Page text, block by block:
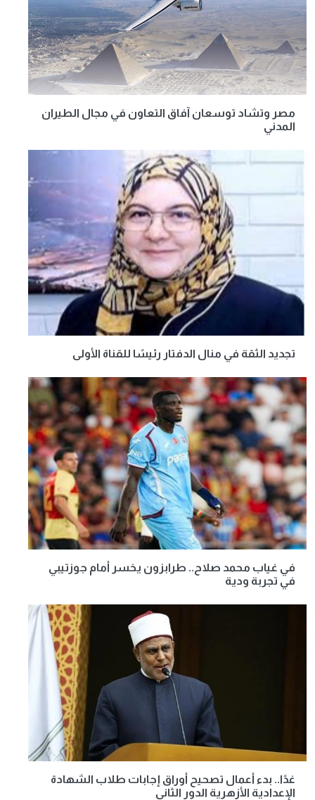
مصر وتشاد توسعان آفاق التعاون في مجال الطيران
المدني
تجديد الثقة في منال الدفتار رئيسًا للقناة الأولى
في غياب محمد صلاح.. طرابزون يخسر أمام جوزتيبي
في تجربة ودية
غدًا.. بدء أعمال تصحيح أوراق إجابات طلاب الشهادة
الإعدادية الأزهرية الدور الثاني